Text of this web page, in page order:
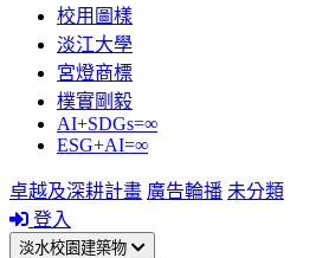
校用圖樣
淡江大學
宮燈商標
樸實剛毅
AI+SDGs=∞
ESG+AI=∞
卓越及深耕計畫 廣告輪播 未分類
登入
淡水校園建築物